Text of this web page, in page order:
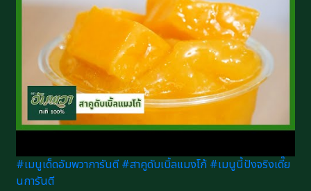
#เมนูเด็ดอัมพวาการันตี #สาคูดับเบิ้ลแมงโก้ #เมนูนี้ปังจริงเดี๊ย
นการันตี